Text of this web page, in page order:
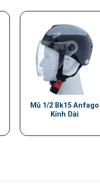
Mũ 1/2 Bk15 Anfago
Kính Dài